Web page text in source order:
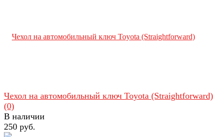
Чехол на автомобильный ключ Toyota (Straightforward)
(0)
В наличии
250 руб.